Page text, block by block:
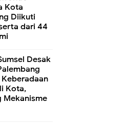
Kota
Diikuti
dari 44
Desak
Kota,
Mekanisme